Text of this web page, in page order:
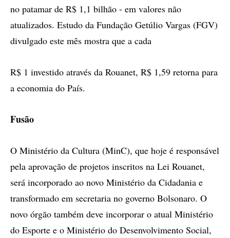
no patamar de R$ 1,1 bilhão - em valores não
atualizados. Estudo da Fundação Getúlio Vargas (FGV)
divulgado este mês mostra que a cada
R$ 1 investido através da Rouanet, R$ 1,59 retorna para
a economia do País.
Fusão
O Ministério da Cultura (MinC), que hoje é responsável
pela aprovação de projetos inscritos na Lei Rouanet,
será incorporado ao novo Ministério da Cidadania e
transformado em secretaria no governo Bolsonaro. O
novo órgão também deve incorporar o atual Ministério
do Esporte e o Ministério do Desenvolvimento Social,